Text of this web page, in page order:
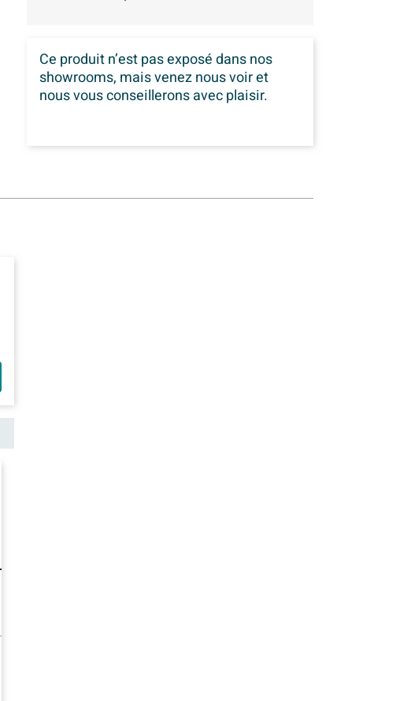
Ce produit n’est pas exposé dansnos
showrooms, mais venez nous voir et
nous vous conseillerons avec plaisir.